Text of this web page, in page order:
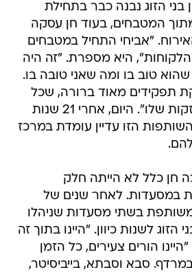
בני הזוג נבנה כבר בתחילת
המטבחים, בעוד חן עסקה
"אביחי התחיל במטבחים
הלקוחות", היא מספרת. "זה היה
טוב בו ומה שאני טובה בו.
תפקידים מאוד ברורה, שכל
אחד מביא את החוזקות שלו". היום, אחרי 21 שנות
השותפות הזו עדיין עומדת במרכז
חן כלל לא הייתה חלק
במסעדות. לאחר שנים של
משותפת בשתי מסעדות שניהלו
הזוג לשנות כיוון. "היינו בתוך זה
"היינו הורים צעירים, כל הזמן
סבא וסבתא, בייביסיטר,